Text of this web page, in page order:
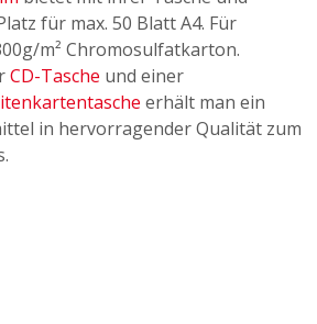
für max. 50 Blatt A4. Für
m² Chromosulfatkarton.
CD-Tasche und einer
erhält man ein
in hervorragender Qualität zum